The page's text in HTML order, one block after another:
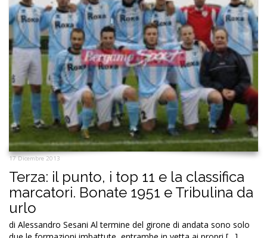
17 Dicembre 2013
Terza: il punto, i top 11 e la classifica
marcatori. Bonate 1951 e Tribulina da
urlo
di Alessandro Sesani Al termine del girone di andata sono solo